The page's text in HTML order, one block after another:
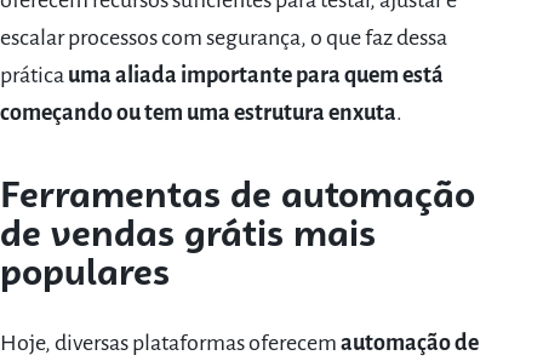
escalar processos com segurança, o que faz dessa
prática uma aliada importante para quem está
começando ou tem uma estrutura enxuta.
Ferramentas de automação
de vendas grátis mais
populares
Hoje, diversas plataformas oferecem automação de